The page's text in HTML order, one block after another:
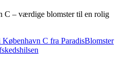
C – værdige blomster til en rolig